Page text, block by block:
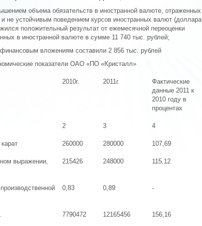
объема обязательств в иностранной валюте, отраженных
не устойчивым поведением курсов иностранных валют (доллара
положительный результат от ежемесячной переоценки
в иностранной валюте в сумме 11 740 тыс. рублей;
вложениям составили 2 856 тыс. рублей
показатели ОАО «ПО «Кристалл»
2010г. 2011г.
Фактические
данные 2011 к
2010 году в
процентах
2 3 4
260000 280000 107,69
выражении,
215426 248000 115,12
0,83 0,89 -
7790472 12165456 156,16